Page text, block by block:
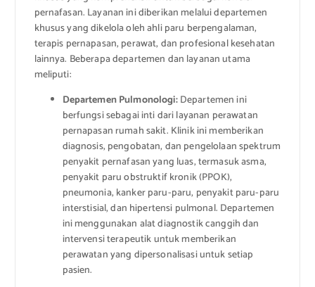
pernafasan. Layanan ini diberikan melalui departemen
khusus yang dikelola oleh ahli paru berpengalaman,
terapis pernapasan, perawat, dan profesional kesehatan
lainnya. Beberapa departemen dan layanan utama
meliputi:
Departemen Pulmonologi:Departemen ini
berfungsi sebagai inti dari layanan perawatan
pernapasan rumah sakit. Klinik ini memberikan
diagnosis, pengobatan, dan pengelolaan spektrum
penyakit pernafasan yang luas, termasuk asma,
penyakit paru obstruktif kronik (PPOK),
pneumonia, kanker paru-paru, penyakit paru-paru
interstisial, dan hipertensi pulmonal. Departemen
ini menggunakan alat diagnostik canggih dan
intervensi terapeutik untuk memberikan
perawatan yang dipersonalisasi untuk setiap
pasien.